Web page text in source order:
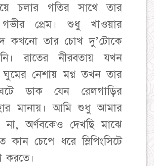
চলার গতির সাথে তার
প্রেম। শুধু খাওয়ার
কখনো তার চোখ দু’টোকে
রাতের নীরবতায় যখন
ঘুমের নেশায় মগ্ন তখন তার
ডাক যেন রেলগাড়ির
মানায়। আমি শুধু আমার
অর্ণবকেও দেখছি মাঝে
কান চেপে ধরে স্লিপিংসিটে
করতে।